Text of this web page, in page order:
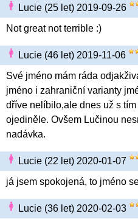
Lucie (25 let) 2019-09-26
Not great not terrible :)
Lucie (46 let) 2019-11-06
Své jméno mám ráda
jméno i zahraniční varianty
dříve nelíbilo,ale dnes už s
ojediněle. Ovšem Lučinou
nadávka.
Lucie (22 let) 2020-01-07
já jsem spokojená, to jméno
Lucie (36 let) 2020-02-03